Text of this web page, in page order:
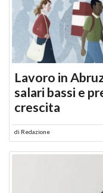
Lavoro in
salari bassi e
crescita
di Redazione